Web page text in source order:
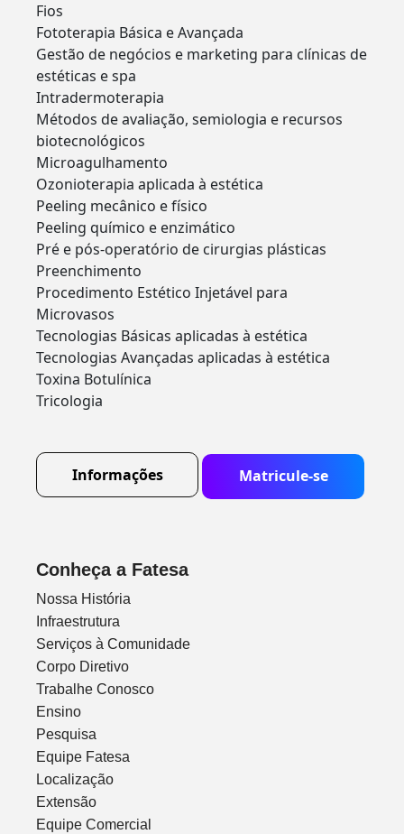
Fios
Fototerapia Básica e Avançada
Gestão de negócios e marketing para clínicas de
estéticas e spa
Intradermoterapia
Métodos de avaliação, semiologia e recursos
biotecnológicos
Microagulhamento
Ozonioterapia aplicada à estética
Peeling mecânico e físico
Peeling químico e enzimático
Pré e pós-operatório de cirurgias plásticas
Preenchimento
Procedimento Estético Injetável para
Microvasos
Tecnologias Básicas aplicadas à estética
Tecnologias Avançadas aplicadas à estética
Toxina Botulínica
Tricologia
Informações Matricule-se
Conheça a Fatesa
Nossa História
Infraestrutura
Serviços à Comunidade
Corpo Diretivo
Trabalhe Conosco
Ensino
Pesquisa
Equipe Fatesa
Localização
Extensão
Equipe Comercial